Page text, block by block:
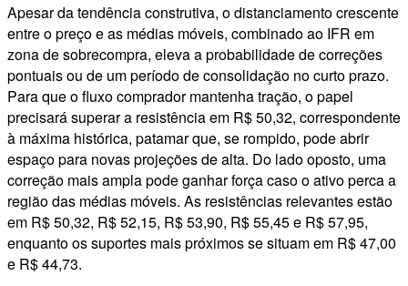
Apesar da tendência construtiva, o distanciamento crescente
entre o preço e as médias móveis, combinado ao IFR em
zona de sobrecompra, eleva a probabilidade de correções
pontuais ou de um período de consolidação no curto prazo.
Para que o fluxo comprador mantenha tração, o papel
precisará superar a resistência em R$ 50,32, correspondente
à máxima histórica, patamar que, se rompido, pode abrir
espaço para novas projeções de alta. Do lado oposto, uma
correção mais ampla pode ganhar força caso o ativo perca a
região das médias móveis. As resistências relevantes estão
em R$ 50,32, R$ 52,15, R$ 53,90, R$ 55,45 e R$ 57,95,
enquanto os suportes mais próximos se situam em R$ 47,00
e R$ 44,73.